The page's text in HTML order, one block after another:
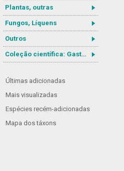
Plantas, outras
Fungos, Líquens
Outros
Coleção científica: Gastrotricha
Últimas adicionadas
Mais visualizadas
Espécies recém-adicionadas
Mapa dos táxons